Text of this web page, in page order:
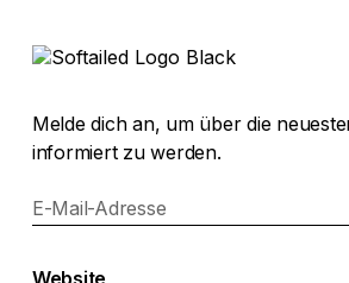
Melde dich an, um über die
informiert zu werden.
E-Mail-Adresse
Website